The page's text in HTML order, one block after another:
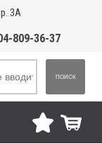
3А
809-36-37
ПОИСК